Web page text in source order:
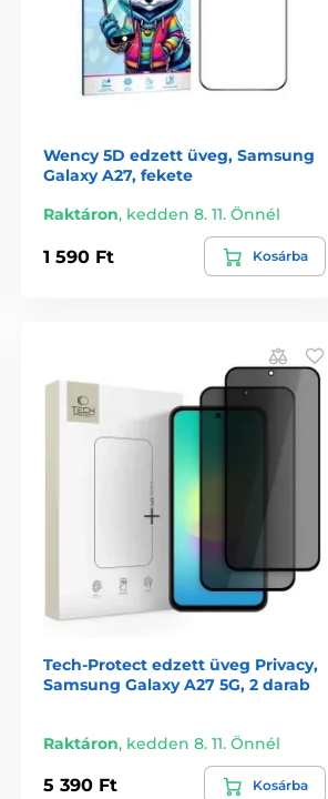
Wency 5D edzett üveg, Samsung
Galaxy A27, fekete
Raktáron, kedden 8. 11. Önnél
1 590 Ft Kosárba
Tech-Protect edzett üveg Privacy,
Samsung Galaxy A27 5G, 2 darab
Raktáron, kedden 8. 11. Önnél
5 390 Ft Kosárba